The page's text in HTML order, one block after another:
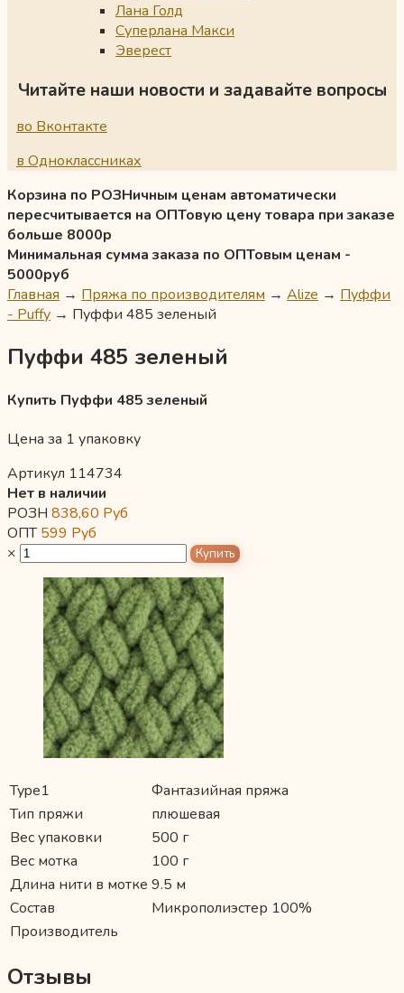
Лана Голд
Суперлана Макси
Эверест
Читайте наши новости и задавайте вопросы
во Вконтакте
в Одноклассниках
Корзина по РОЗНичным ценам автоматически
пересчитывается на ОПТовую цену товара при заказе
больше 8000р
Минимальная сумма заказа по ОПТовым ценам -
5000руб
Главная → Пряжа по производителям → Alize → Пуффи
- Puffy → Пуффи 485 зеленый
Пуффи 485 зеленый
Купить Пуффи 485 зеленый
Цена за 1 упаковку
Артикул 114734
Нет в наличии
РОЗН 838,60 Руб
ОПТ599 Руб
×
Type1
Фантазийная пряжа
Тип пряжи
плюшевая
Вес упаковки
500 г
Вес мотка
100 г
Длина нити в мотке 9.5 м
Состав
Микрополиэстер 100%
Производитель
Отзывы